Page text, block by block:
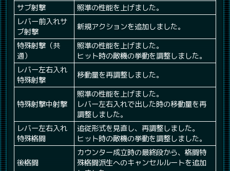
サブ射撃
照準の性能を上げました。
レバー前入れサ
ブ射撃
新規アクションを追加しました。
特殊射撃（共
通）
照準の性能を上げました。
ヒット時の敵機の挙動を調整しました。
レバー左右入れ
特殊射撃
移動量を再調整しました。
特殊射撃中射撃
照準の性能を上げました。
レバー左右入れで出した時の移動量を再
調整しました。
レバー左右入れ
特殊格闘
追従形式を見直し、再調整しました。
ヒット時の敵機の挙動を調整しました。
後格闘
カウンター成立時の最終段から、格闘特
殊格闘派生へのキャンセルルートを追加